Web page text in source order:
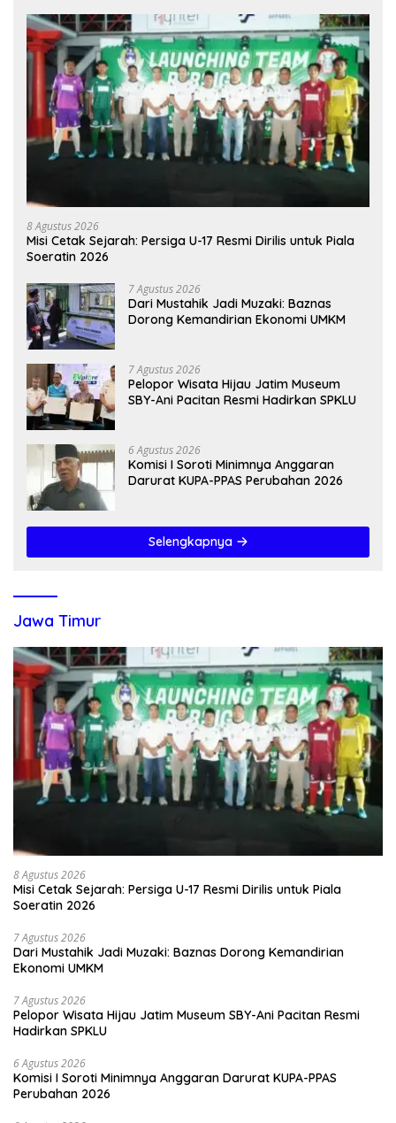
8 Agustus 2026
Misi Cetak Sejarah: Persiga U-17 Resmi Dirilis untuk Piala
Soeratin 2026
7 Agustus 2026
Dari Mustahik Jadi Muzaki: Baznas
Dorong Kemandirian Ekonomi UMKM
7 Agustus 2026
Pelopor Wisata Hijau Jatim Museum
SBY-Ani Pacitan Resmi Hadirkan SPKLU
6 Agustus 2026
Komisi I Soroti Minimnya Anggaran
Darurat KUPA-PPAS Perubahan 2026
Selengkapnya
Jawa Timur
8 Agustus 2026
Misi Cetak Sejarah: Persiga U-17 Resmi Dirilis untuk Piala
Soeratin 2026
7 Agustus 2026
Dari Mustahik Jadi Muzaki: Baznas Dorong Kemandirian
Ekonomi UMKM
7 Agustus 2026
Pelopor Wisata Hijau Jatim Museum SBY-Ani Pacitan Resmi
Hadirkan SPKLU
6 Agustus 2026
Komisi I Soroti Minimnya Anggaran Darurat KUPA-PPAS
Perubahan 2026